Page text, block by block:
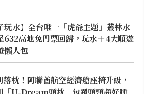
玩水】全台唯一「虎爺主題」叢林水
632高地免門票回歸，玩水＋4大順遊
懶人包
落枕！阿聯酋航空經濟艙座椅升級，
「U-Dream頭枕」包覆頭頸超好睡